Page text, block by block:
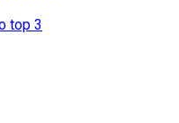
top 3